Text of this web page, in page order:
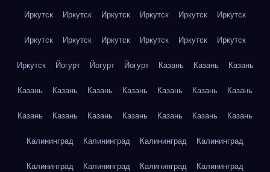
Иркутск Иркутск Иркутск Иркутск Иркутск Иркутск
Иркутск Иркутск Иркутск Иркутск Иркутск Иркутск
Иркутск Йогурт Йогурт Йогурт Казань Казань Казань
Казань Казань Казань Казань Казань Казань Казань
Казань Казань Казань Казань Казань Казань Казань
Калининград Калининград Калининград Калининград
Калининград Калининград Калининград Калининград